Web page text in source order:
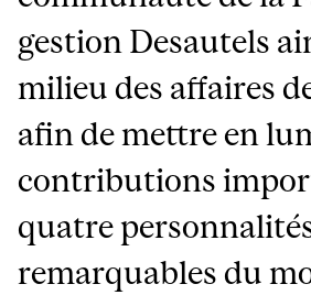
gestion Desautels
milieu des affaires
afin de mettre en
contributions
quatre
remarquables du